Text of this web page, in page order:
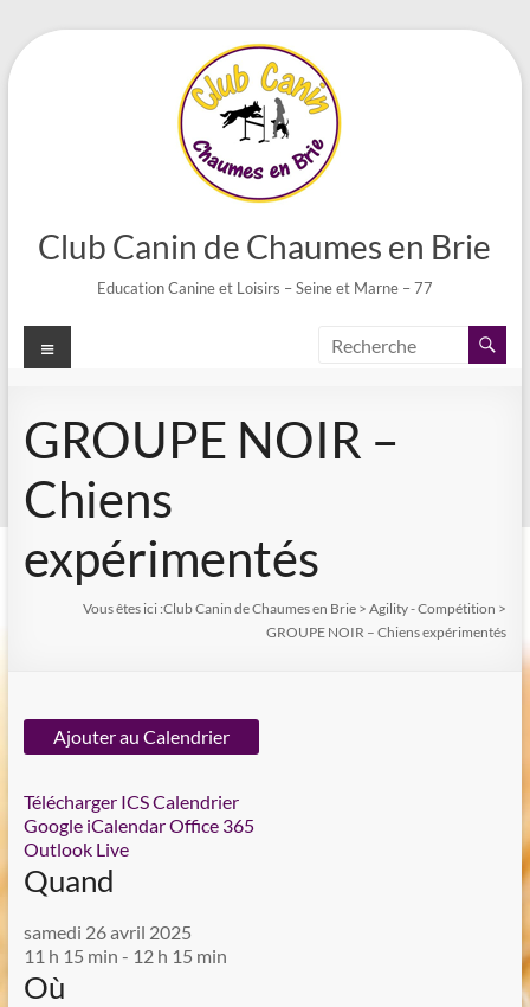
Aller
au
Club Canin de Chaumes en Brie
Education Canine et Loisirs – Seine et Marne – 77
Menu
GROUPE NOIR –
Chiens
expérimentés
Vous êtes ici :Club Canin de Chaumes en Brie >Agility - Compétition >
GROUPE NOIR – Chiens expérimentés
Ajouter au Calendrier
Télécharger ICSCalendrier
Google iCalendarOffice 365
Outlook Live
Quand
samedi 26 avril 2025
11 h 15 min - 12 h 15 min
Où